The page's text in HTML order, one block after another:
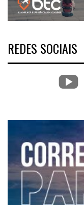
REDES SOCIAIS